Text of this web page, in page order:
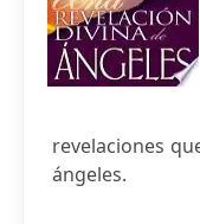
revelaciones
ángeles.